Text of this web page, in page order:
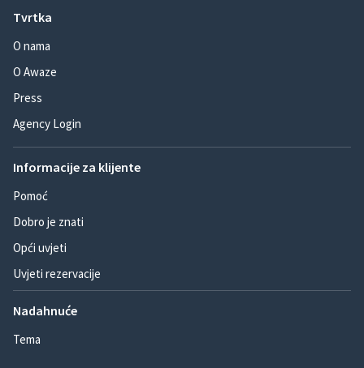
Tvrtka
O nama
O Awaze
Press
Agency Login
Informacije za klijente
Pomoć
Dobro je znati
Opći uvjeti
Uvjeti rezervacije
Nadahnuće
Tema